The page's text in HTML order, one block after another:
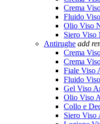
Crema
Fluido
Olio Viso
Siero Viso
Antirughe add
Crema
Crema
Fiale Viso
Fluido
Gel Viso
Olio Viso
Collo e
Siero Viso